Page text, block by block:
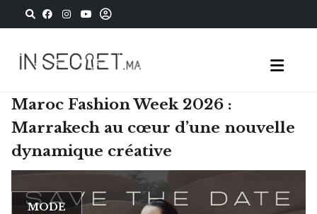
Maroc Fashion Week 2026 :
Marrakech au cœur d’une nouvelle
dynamique créative
MODE